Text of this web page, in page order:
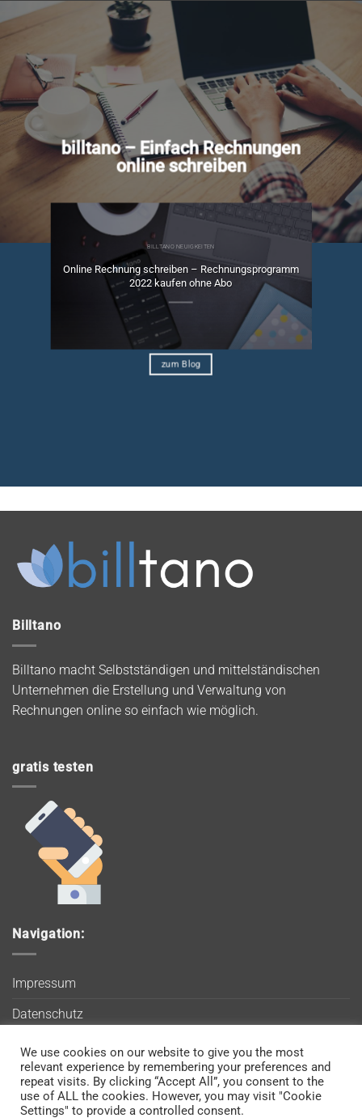
billtano – Einfach Rechnungen
online schreiben
BILLTANO NEUIGKEITEN
Online Rechnung schreiben – Rechnungsprogramm
2022 kaufen ohne Abo
zum Blog
Billtano
Billtano macht Selbstständigen und mittelständischen
Unternehmen die Erstellung und Verwaltung von
Rechnungen online so einfach wie möglich.
gratis testen
Navigation:
Impressum
Datenschutz
AGB
Blog
Kontakt
We use cookies on our website to give you the most
relevant experience by remembering your preferences and
repeat visits. By clicking “Accept All”, you consent to the
use of ALL the cookies. However, you may visit "Cookie
Settings" to provide a controlled consent.
Wir verwenden Cookies, um sicherzustellen, dass Sie auf
unserer Website die bestmögliche Erfahrung machen. Wenn
Sie diese Website weiterhin nutzen, gehen wir davon aus, dass